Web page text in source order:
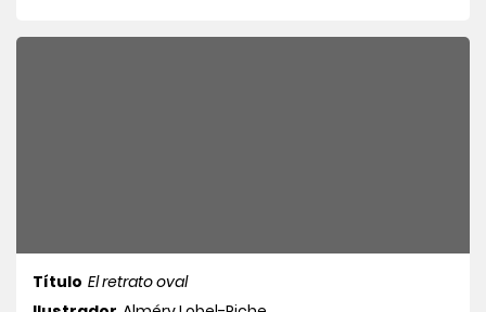
Título El retrato oval